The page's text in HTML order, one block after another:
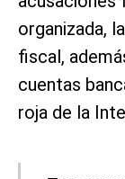
organizada,
fiscal,
cuentas
roja de la